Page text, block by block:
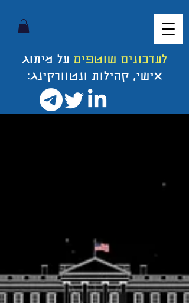
לעדכונים שוטפים על מיתוג
אישי, קהילות ונטוורקינג: